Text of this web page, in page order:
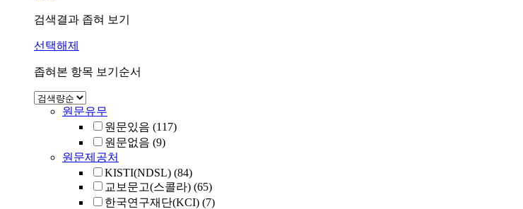
검색결과 좁혀 보기
선택해제
좁혀본 항목 보기순서
원문유무
원문있음 (117)
원문없음 (9)
원문제공처
KISTI(NDSL) (84)
교보문고(스콜라) (65)
한국연구재단(KCI) (7)